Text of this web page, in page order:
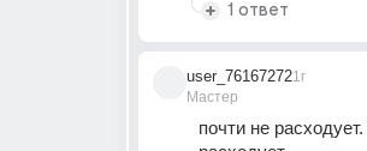
1 ответ
user_76167272
Мастер
1г
почти не